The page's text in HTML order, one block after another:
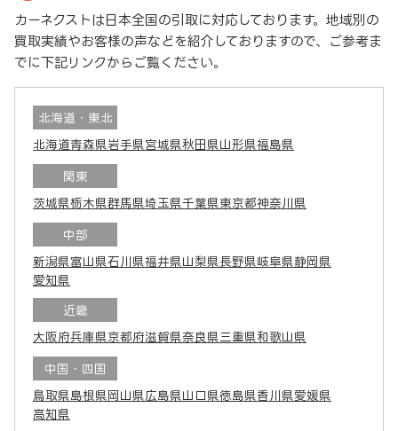
カーネクストは日本全国の引取に対応しております。地域別の
買取実績やお客様の声などを紹介しておりますので、ご参考ま
でに下記リンクからご覧ください。
北海道・東北
北海道青森県岩手県宮城県秋田県山形県福島県
関東
茨城県栃木県群馬県埼玉県千葉県東京都神奈川県
中部
新潟県富山県石川県福井県山梨県長野県岐阜県静岡県
愛知県
近畿
大阪府兵庫県京都府滋賀県奈良県 三重県和歌山県
中国・四国
鳥取県島根県 岡山県広島県山口県徳島県香川県愛媛県
高知県